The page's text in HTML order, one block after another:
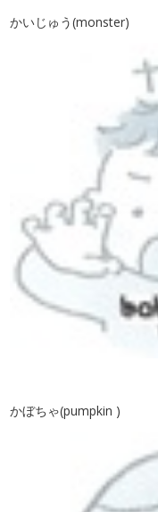
かいじゅう(monster)
かぼちゃ(pumpkin )